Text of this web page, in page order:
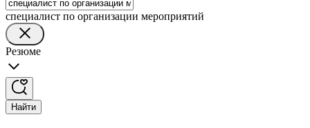
специалист по организации мероприятий
Резюме
Найти